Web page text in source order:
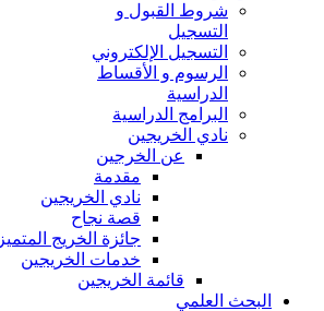
شروط القبول و
التسجيل
التسجيل الإلكتروني
الرسوم و الأقساط
الدراسية
البرامج الدراسية
نادي الخريجين
عن الخرجين
مقدمة
نادي الخريجين
قصة نجاح
جائزة الخريج المتميز
خدمات الخريجين
قائمة الخريجين
البحث العلمي